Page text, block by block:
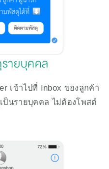
รายบุคคล
เข้าไปที่ Inbox ของลูกค้า
ป็นรายบุคคล ไม่ต้องโพสต์